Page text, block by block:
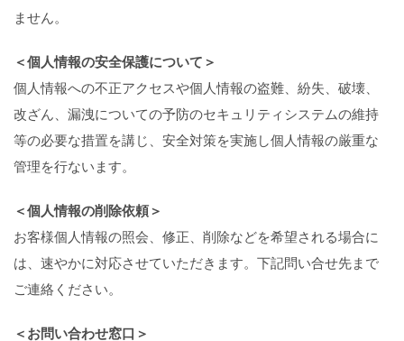
ません。
＜個人情報の安全保護について＞
個人情報への不正アクセスや個人情報の盗難、紛失、破壊、
改ざん、漏洩についての予防のセキュリティシステムの維持
等の必要な措置を講じ、安全対策を実施し個人情報の厳重な
管理を行ないます。
＜個人情報の削除依頼＞
お客様個人情報の照会、修正、削除などを希望される場合に
は、速やかに対応させていただきます。下記問い合せ先まで
ご連絡ください。
＜お問い合わせ窓口＞